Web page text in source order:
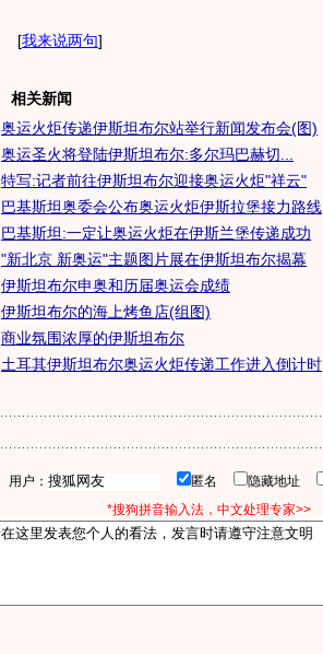
[我来说两句]
相关新闻
奥运火炬传递伊斯坦布尔站举行新闻发布会(图)
奥运圣火将登陆伊斯坦布尔:多尔玛巴赫切...
特写:记者前往伊斯坦布尔迎接奥运火炬"祥云"
巴基斯坦奥委会公布奥运火炬伊斯拉堡接力路线
巴基斯坦:一定让奥运火炬在伊斯兰堡传递成功
"新北京 新奥运"主题图片展在伊斯坦布尔揭幕
伊斯坦布尔申奥和历届奥运会成绩
伊斯坦布尔的海上烤鱼店(组图)
商业氛围浓厚的伊斯坦布尔
土耳其伊斯坦布尔奥运火炬传递工作进入倒计时
用户： 匿名 隐藏地址
*搜狗拼音输入法，中文处理专家>>